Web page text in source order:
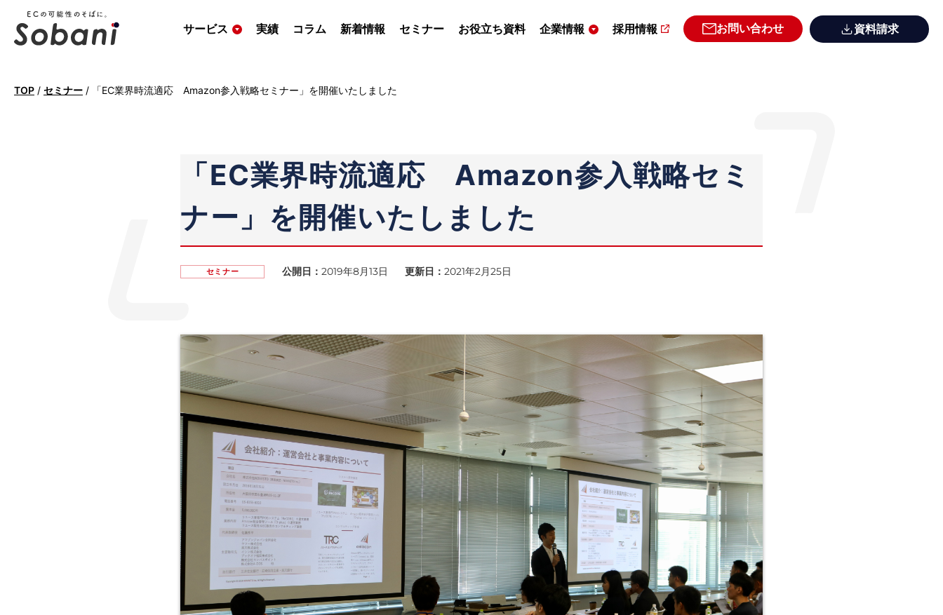
サービス 実績 コラム 新着情報 セミナー お役立ち資料 企業情報 採用情報 お問い合わせ 資料請求
TOP / セミナー / 「EC業界時流適応 Amazon参入戦略セミナー」を開催いたしました
「EC業界時流適応 Amazon参入戦略セミ
ナー」を開催いたしました
セミナー 公開日： 2019年8月13日 更新日： 2021年2月25日